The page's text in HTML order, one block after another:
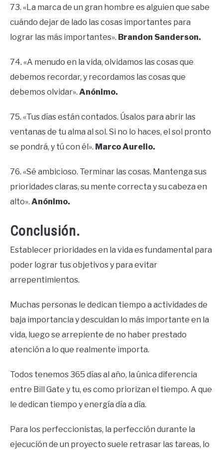
73. «La marca de un gran hombre es alguien que sabe
cuándo dejar de lado las cosas importantes para
lograr las más importantes». Brandon Sanderson.
74. «A menudo en la vida, olvidamos las cosas que
debemos recordar, y recordamos las cosas que
debemos olvidar». Anónimo.
75. «Tus días están contados. Úsalos para abrir las
ventanas de tu alma al sol. Si no lo haces, el sol pronto
se pondrá, y tú con él». Marco Aurelio.
76. «Sé ambicioso. Terminar las cosas. Mantenga sus
prioridades claras, su mente correcta y su cabeza en
alto». Anónimo.
Conclusión.
Establecer prioridades en la vida es fundamental para
poder lograr tus objetivos y para evitar
arrepentimientos.
Muchas personas le dedican tiempo a actividades de
baja importancia y descuidan lo más importante en la
vida, luego se arrepiente de no haber prestado
atención a lo que realmente importa.
Todos tenemos 365 días al año, la única diferencia
entre Bill Gate y tu, es como priorizan el tiempo. A que
le dedican tiempo y energía día a día.
Para los perfeccionistas, la perfección durante la
ejecución de un proyecto suele retrasar las tareas, lo